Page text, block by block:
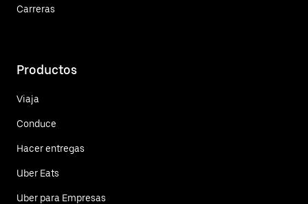
Carreras
Productos
Viaja
Conduce
Hacer entregas
Uber Eats
Uber para Empresas